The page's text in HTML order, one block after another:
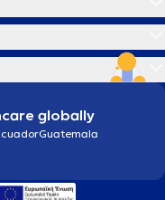
globally
Guatemala